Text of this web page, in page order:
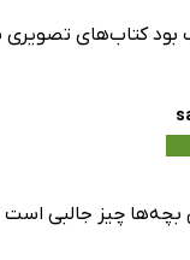
بود کتاب‌های
بچه‌ها چیز جالبی است